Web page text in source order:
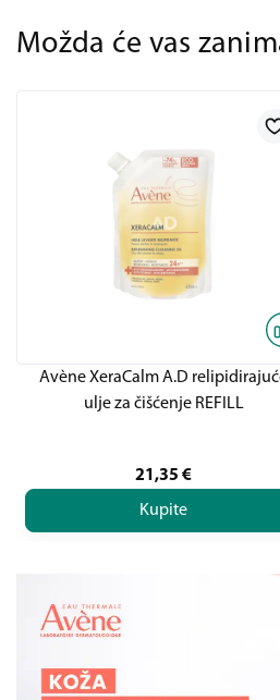
Možda će vas
Avène XeraCalm A.D
ulje za čišćenje REFILL
21,35 €
Kupite